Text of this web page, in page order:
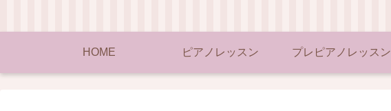
HOME ピアノレッスン プレピアノレッスン